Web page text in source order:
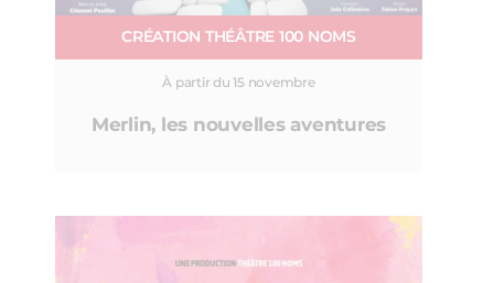
CRÉATION THÉÂTRE 100 NOMS
À partir du 15 novembre
Merlin, les nouvelles aventures